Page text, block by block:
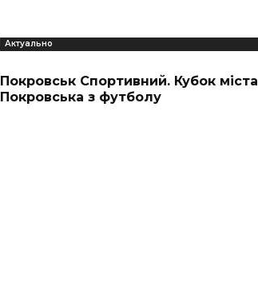
Актуально
Покровськ Спортивний. Кубок міста
Покровська з футболу